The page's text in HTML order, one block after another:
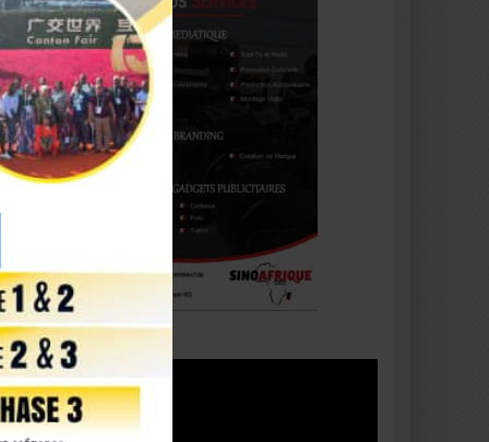
Lecteur
vidéo